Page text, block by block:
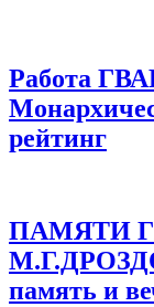
Работа
рейтинг
ПАМЯТИ
память и